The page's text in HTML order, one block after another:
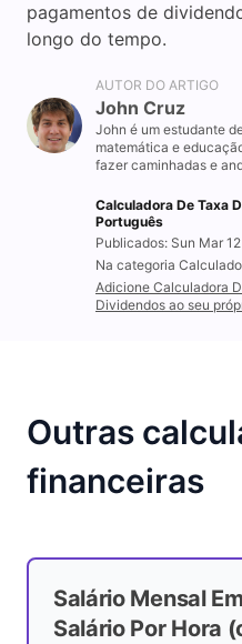
pagamentos de
longo do tempo.
AUTOR DO ARTIGO
John Cruz
John é um estudante
matemática e
fazer caminhadas e
Calculadora De Taxa
Português
Publicados: Sun Mar
Na categoria
Adicione Calculadora
Dividendos ao seu
Outras
financeiras
Salário Mensal
Salário Por Hora